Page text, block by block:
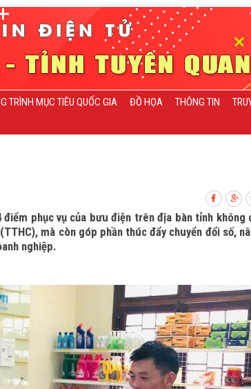
TRÌNH MỤC TIÊU QUỐC GIA ĐỒ HỌA THÔNG TIN
phục vụ của bưu điện trên địa bàn tỉnh không
mà còn góp phần thúc đẩy chuyển đổi số,
nghiệp.